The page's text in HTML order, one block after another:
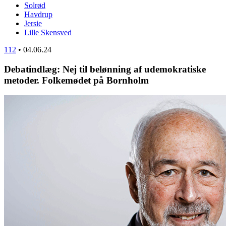
Solrød
Havdrup
Jersie
Lille Skensved
112 • 04.06.24
Debatindlæg: Nej til belønning af udemokratiske
metoder. Folkemødet på Bornholm